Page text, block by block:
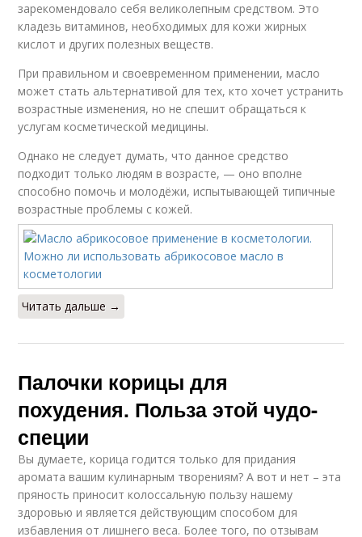
зарекомендовало себя великолепным средством. Это
кладезь витаминов, необходимых для кожи жирных
кислот и других полезных веществ.
При правильном и своевременном применении, масло
может стать альтернативой для тех, кто хочет устранить
возрастные изменения, но не спешит обращаться к
услугам косметической медицины.
Однако не следует думать, что данное средство
подходит только людям в возрасте, — оно вполне
способно помочь и молодёжи, испытывающей типичные
возрастные проблемы с кожей.
Читать дальше →
Палочки корицы для
похудения. Польза этой чудо-
специи
Вы думаете, корица годится только для придания
аромата вашим кулинарным творениям? А вот и нет – эта
пряность приносит колоссальную пользу нашему
здоровью и является действующим способом для
избавления от лишнего веса. Более того, по отзывам